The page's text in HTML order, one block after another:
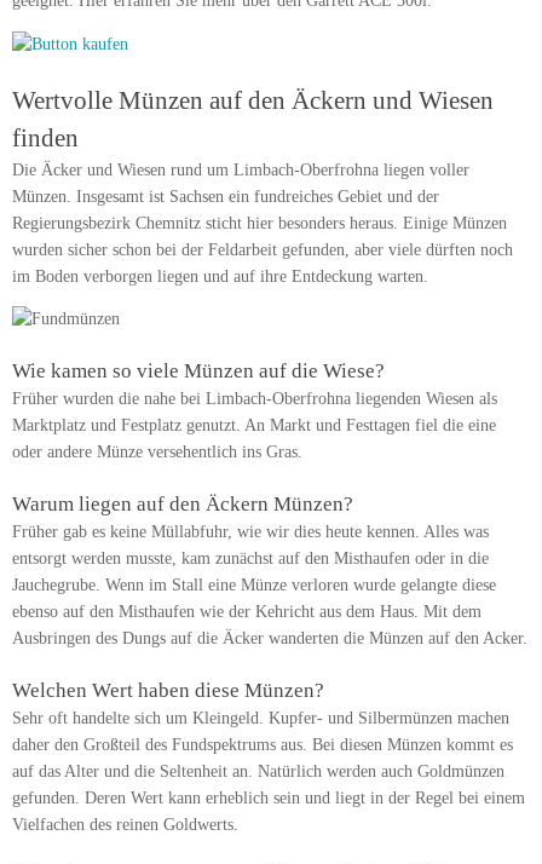
Wertvolle Münzen auf den Äckern und Wiesen
finden
Die Äcker und Wiesen rund um Limbach-Oberfrohna liegen voller
Münzen. Insgesamt ist Sachsen ein fundreiches Gebiet und der
Regierungsbezirk Chemnitz sticht hier besonders heraus. Einige Münzen
wurden sicher schon bei der Feldarbeit gefunden, aber viele dürften noch
im Boden verborgen liegen und auf ihre Entdeckung warten.
Wie kamen so viele Münzen auf die Wiese?
Früher wurden die nahe bei Limbach-Oberfrohna liegenden Wiesen als
Marktplatz und Festplatz genutzt. An Markt und Festtagen fiel die eine
oder andere Münze versehentlich ins Gras.
Warum liegen auf den Äckern Münzen?
Früher gab es keine Müllabfuhr, wie wir dies heute kennen. Alles was
entsorgt werden musste, kam zunächst auf den Misthaufen oder in die
Jauchegrube. Wenn im Stall eine Münze verloren wurde gelangte diese
ebenso auf den Misthaufen wie der Kehricht aus dem Haus. Mit dem
Ausbringen des Dungs auf die Äcker wanderten die Münzen auf den Acker.
Welchen Wert haben diese Münzen?
Sehr oft handelte sich um Kleingeld. Kupfer- und Silbermünzen machen
daher den Großteil des Fundspektrums aus. Bei diesen Münzen kommt es
auf das Alter und die Seltenheit an. Natürlich werden auch Goldmünzen
gefunden. Deren Wert kann erheblich sein und liegt in der Regel bei einem
Vielfachen des reinen Goldwerts.